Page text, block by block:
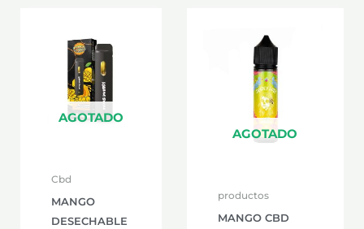
AGOTADO
Cbd
MANGO
DESECHABLE
AGOTADO
productos
MANGO CBD